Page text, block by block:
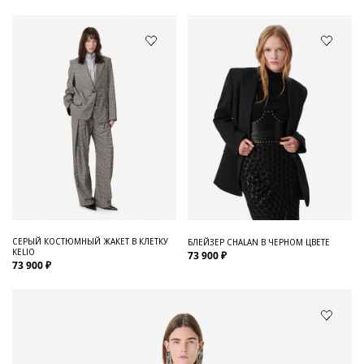
СЕРЫЙ КОСТЮМНЫЙ ЖАКЕТ В КЛЕТКУ
KELIO
73 900 ₽
БЛЕЙЗЕР CHALAN В ЧЕРНОМ ЦВЕТЕ
73 900 ₽